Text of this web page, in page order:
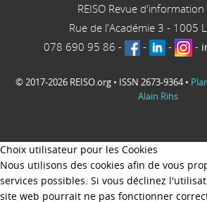
REISO Revue d'information
Rue de l'Académie 3 - 1005
078 690 95 86 - - - -
© 2017-2026 REISO.org • ISSN 2673-9364 •
Alain Rihs
Choix utilisateur pour les Cookies
Nous utilisons des cookies afin de vous
services possibles. Si vous déclinez
site web pourrait ne pas fonctionner